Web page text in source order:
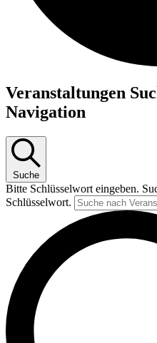
Veranstaltungen
Navigation
Suche
Bitte Schlüsselwort eingeben.
Schlüsselwort.